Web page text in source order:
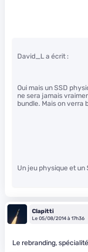
David_L a écrit :
Oui mais un SSD
ne sera jamais
bundle. Mais on verra
Un jeu physique et un
Clapitti
Le 05/08/2014 à 17h36
Le rebranding,